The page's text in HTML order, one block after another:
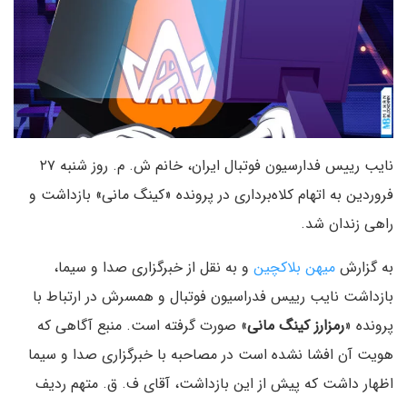
نایب رییس فدارسیون فوتبال ایران، خانم ش. م. روز شنبه ۲۷
فروردین به اتهام کلاه‌برداری در پرونده «کینگ مانی» بازداشت و
راهی زندان شد.
به گزارش میهن بلاکچین و به نقل از خبرگزاری صدا و سیما،
بازداشت نایب ریيس فدراسیون فوتبال و همسرش در ارتباط با
پرونده «رمزارز کینگ مانی» صورت گرفته است. منبع آگاهی که
هویت آن افشا نشده است در مصاحبه با خبرگزاری صدا و سیما
اظهار داشت که پیش از این بازداشت، آقای ف. ق. متهم ردیف